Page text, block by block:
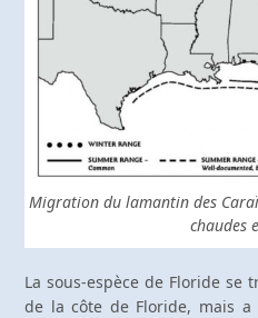
Migration du lamantin des
chaudes
La sous-espèce de Floride
de la côte de Floride, mais a